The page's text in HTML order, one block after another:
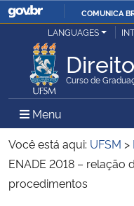
COMUNICA
Ministério da Justiça e
Ministério da Defesa
Ministério das Relações
Ministério da Economia
LANGUAGES
Direito
Curso de
Menu Menu
Você está aqui: UFSM >
ENADE 2018 – relação
procedimentos